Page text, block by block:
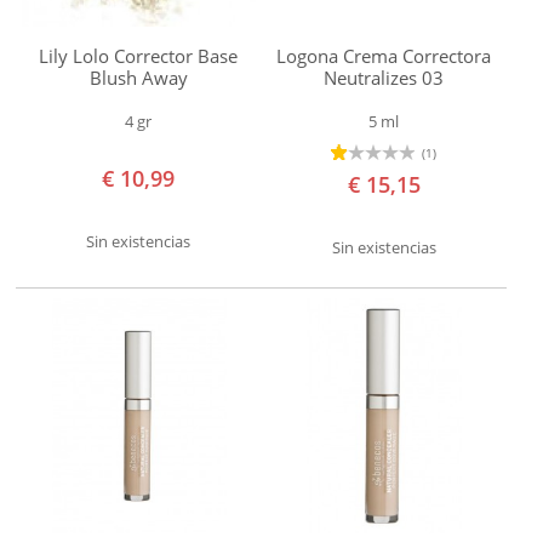
Lily Lolo Corrector Base
Blush Away
4 gr
€ 10,99
Sin existencias
Logona Crema Correctora
Neutralizes 03
5 ml
(1)
€ 15,15
Sin existencias